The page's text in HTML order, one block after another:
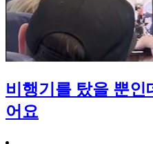
비행기를 탔을 뿐인
어요